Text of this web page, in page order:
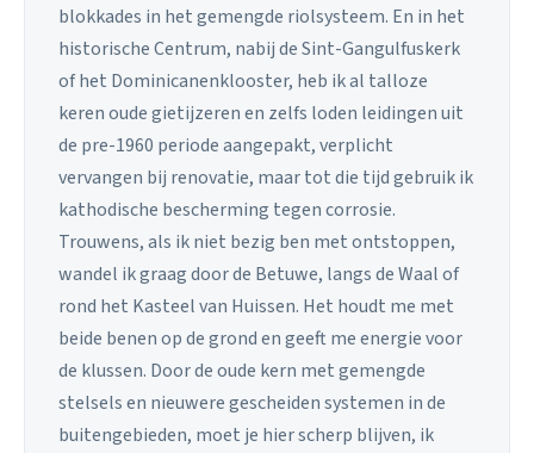
blokkades in het gemengde riolsysteem. En in het
historische Centrum, nabij de Sint-Gangulfuskerk
of het Dominicanenklooster, heb ik al talloze
keren oude gietijzeren en zelfs loden leidingen uit
de pre-1960 periode aangepakt, verplicht
vervangen bij renovatie, maar tot die tijd gebruik ik
kathodische bescherming tegen corrosie.
Trouwens, als ik niet bezig ben met ontstoppen,
wandel ik graag door de Betuwe, langs de Waal of
rond het Kasteel van Huissen. Het houdt me met
beide benen op de grond en geeft me energie voor
de klussen. Door de oude kern met gemengde
stelsels en nieuwere gescheiden systemen in de
buitengebieden, moet je hier scherp blijven, ik